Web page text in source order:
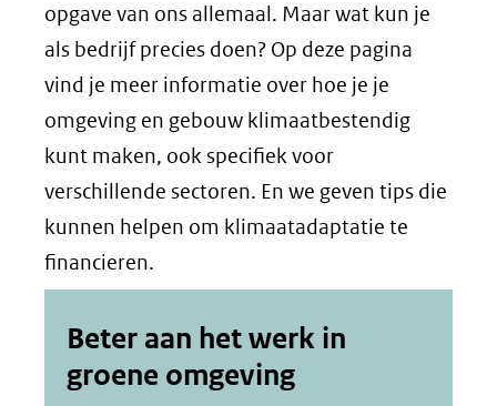
opgave van ons allemaal. Maar wat kun je
als bedrijf precies doen? Op deze pagina
vind je meer informatie over hoe je je
omgeving en gebouw klimaatbestendig
kunt maken, ook specifiek voor
verschillende sectoren. En we geven tips die
kunnen helpen om klimaatadaptatie te
financieren.
Beter aan het werk in
groene omgeving